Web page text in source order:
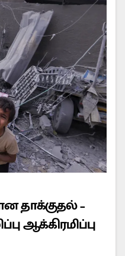
தாக்குதல் –
ஆக்கிரமிப்பு